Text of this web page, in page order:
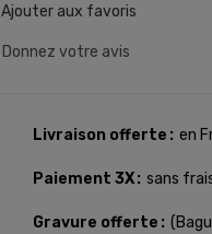
Ajouter aux favoris
Donnez votre avis
Livraison offerte en
Paiement 3X sans
Gravure offerte